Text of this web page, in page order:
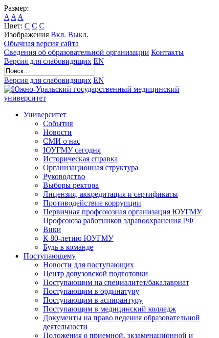
Размер:
A A A
Цвет: C C C
Изображения Вкл. Выкл.
Обычная версия сайта
Сведения об образовательной организации Контакты
Версия для слабовидящих EN
Версия для слабовидящих EN
Университет
События
Новости
СМИ о нас
ЮУГМУ сегодня
Историческая справка
Организационная структура
Руководство
Выборы ректора
Лицензия, аккредитация и сертификаты
Противодействие коррупции
Первичная профсоюзная организация ЮУГМУ
Профсоюза работников здравоохранения РФ
Вики
К 80-летию ЮУГМУ
Будь в команде
Поступающему
Новости для поступающих
Центр довузовской подготовки
Поступающим на специалитет/бакалавриат
Поступающим в ординатуру
Поступающим в аспирантуру
Поступающим в медицинский колледж
Документы на право ведения образовательной
деятельности
Положения о приемной, экзаменационной и